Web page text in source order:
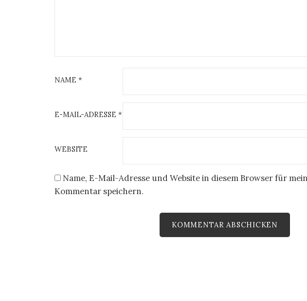
NAME *
E-MAIL-ADRESSE *
WEBSITE
Name, E-Mail-Adresse und Website in diesem Browser für
Kommentar speichern.